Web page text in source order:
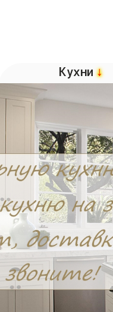
Кухни↓